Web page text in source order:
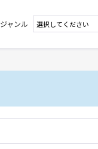
ジャンル